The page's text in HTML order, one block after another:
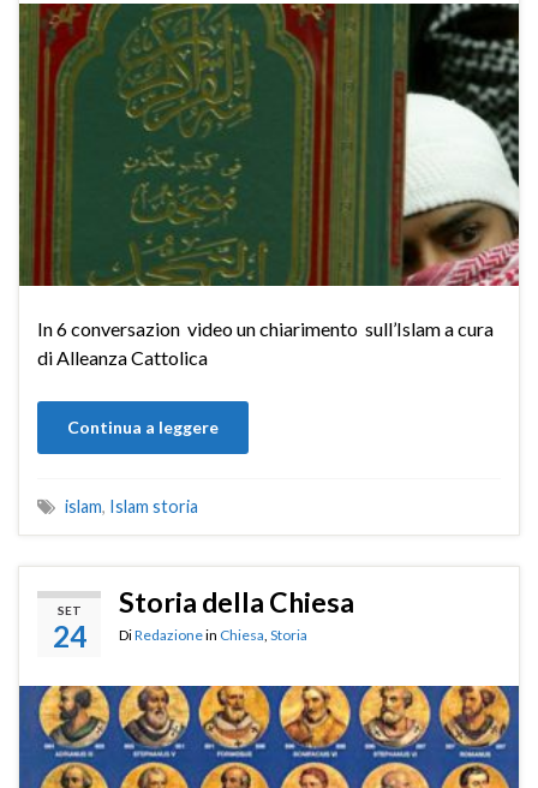
In 6 conversazion video un chiarimento sull’Islam a cura
di Alleanza Cattolica
Continua a leggere
islam, Islam storia
SET
24
Storia della Chiesa
DiRedazionein Chiesa Storia